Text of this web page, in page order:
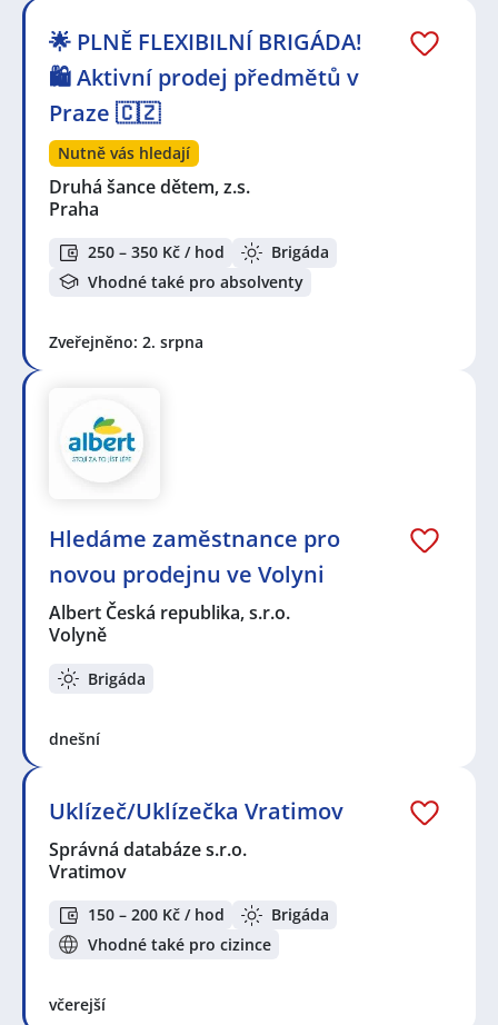
🌟 PLNĚ FLEXIBILNÍ BRIGÁDA!
🛍️ Aktivní prodej předmětů v
Praze 🇨🇿
Nutně vás hledají
Druhá šance dětem, z.s.
Praha
250 – 350 Kč / hod
Brigáda
Vhodné také pro absolventy
Zveřejněno: 2. srpna
Hledáme zaměstnance pro
novou prodejnu ve Volyni
Albert Česká republika, s.r.o.
Volyně
Brigáda
dnešní
Uklízeč/Uklízečka Vratimov
Správná databáze s.r.o.
Vratimov
150 – 200 Kč / hod
Brigáda
Vhodné také pro cizince
včerejší